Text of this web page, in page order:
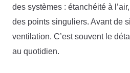
des systèmes : étanchéité à
des points singuliers. Avant de
ventilation. C’est souvent le
au quotidien.